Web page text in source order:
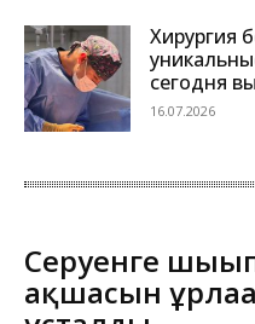
Хирургия
сегодня
16.07.2026